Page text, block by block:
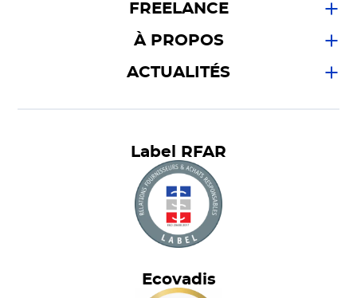
FREELANCE
À PROPOS
ACTUALITÉS
Label RFAR
Ecovadis